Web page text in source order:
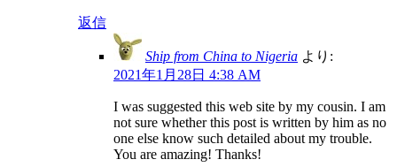
返信
Ship from China to Nigeria より:
2021年1月28日 4:38 AM
I was suggested this web site by my cousin. I am
not sure whether this post is written by him as no
one else know such detailed about my trouble.
You are amazing! Thanks!